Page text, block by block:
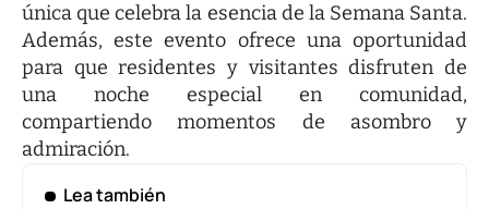
única que celebra la esencia de la Semana Santa.
Además, este evento ofrece una oportunidad
para que residentes y visitantes disfruten de
una noche especial en comunidad,
compartiendo momentos de asombro y
admiración.
Lea también